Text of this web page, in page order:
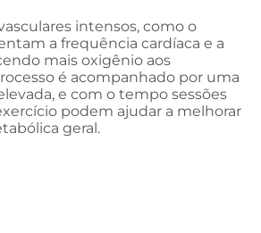
intensos, como o
a frequência cardíaca e a
mais oxigênio aos
é acompanhado por uma
e com o tempo sessões
podem ajudar a melhorar
geral.